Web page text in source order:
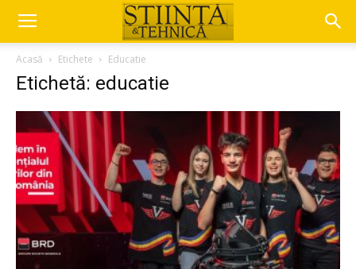
Acasă Etichete Educatie
Etichetă: educatie